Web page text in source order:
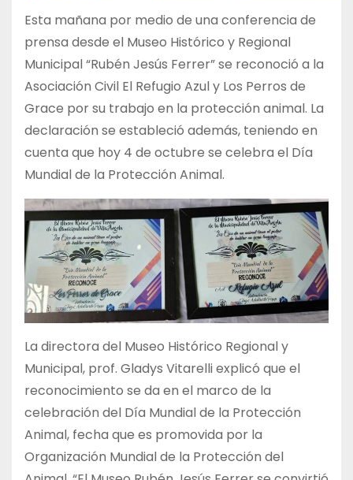
Esta mañana por medio de una conferencia de
prensa desde el Museo Histórico y Regional
Municipal “Rubén Jesús Ferrer” se reconoció a la
Asociación Civil El Refugio Azul y Los Perros de
Grace por su trabajo en la protección animal. La
declaración se estableció además, teniendo en
cuenta que hoy 4 de octubre se celebra el Día
Mundial de la Protección Animal.
La directora del Museo Histórico Regional y
Municipal, prof. Gladys Vitarelli explicó que el
reconocimiento se da en el marco de la
celebración del Día Mundial de la Protección
Animal, fecha que es promovida por la
Organización Mundial de la Protección del